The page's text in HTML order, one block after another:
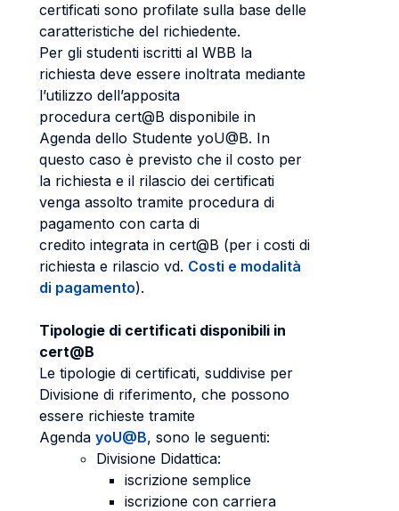
certificati sono profilate sulla base delle
caratteristiche del richiedente.
Per gli studenti iscritti al WBB la
richiesta deve essere inoltrata mediante
l’utilizzo dell’apposita
procedura cert@B disponibile in
Agenda dello Studente yoU@B. In
questo caso è previsto che il costo per
la richiesta e il rilascio dei certificati
venga assolto tramite procedura di
pagamento con carta di
credito integrata in cert@B (per i costi di
richiesta e rilascio vd. Costi e modalità
di pagamento).
Tipologie di certificati disponibili in
cert@B
Le tipologie di certificati, suddivise per
Divisione di riferimento, che possono
essere richieste tramite
Agenda yoU@B, sono le seguenti:
Divisione Didattica:
iscrizione semplice
iscrizione con carriera